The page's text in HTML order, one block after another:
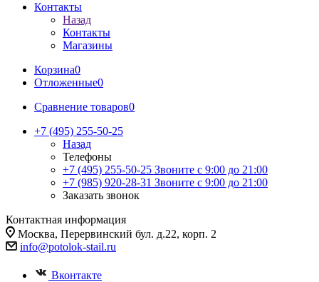
Контакты
Назад
Контакты
Магазины
Корзина0
Отложенные0
Сравнение товаров0
+7 (495) 255-50-25
Назад
Телефоны
+7 (495) 255-50-25 Звоните с 9:00 до 21:00
+7 (985) 920-28-31 Звоните с 9:00 до 21:00
Заказать звонок
Контактная информация
Москва, Перервинский бул. д.22, корп. 2
info@potolok-stail.ru
Вконтакте